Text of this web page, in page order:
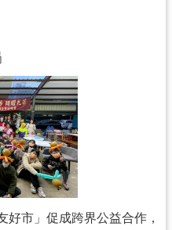
市」促成跨界公益合作，